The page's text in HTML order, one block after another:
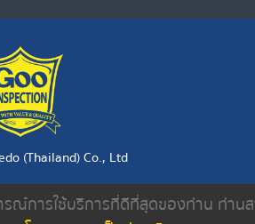
(Thailand) Co., Ltd
ดีลเลอร์ บทความ ติ
รณ์การใช้บริการที่ดีที่สุดของท่าน ท่า